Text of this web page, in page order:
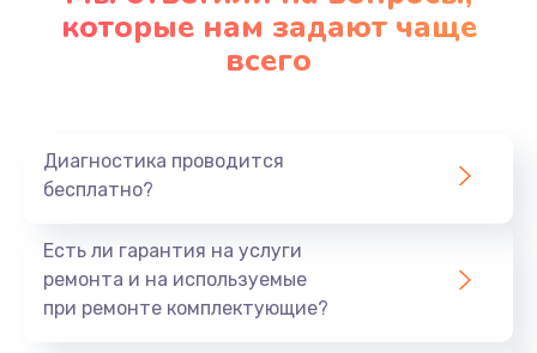
которые нам задают чаще
всего
Диагностика проводится
бесплатно?
Есть ли гарантия на услуги
ремонта и на используемые
при ремонте комплектующие?